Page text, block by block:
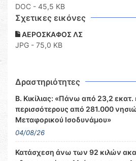
DOC - 45,5 KB
Σχετικες εικόνες
ΑΕΡΟΣΚΑΦΟΣ ΛΣ
JPG - 75,0 KB
Δραστηριότητες
Β. Κικίλιας: «Πάνω από 23,2
περισσότερους από 281.000
Μεταφορικού Ισοδυνάμου»
04/08/26
Κατάσχεση άνω των 92 κιλών